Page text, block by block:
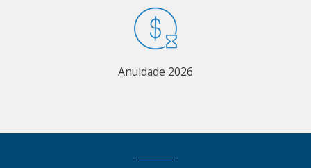
Anuidade 2026